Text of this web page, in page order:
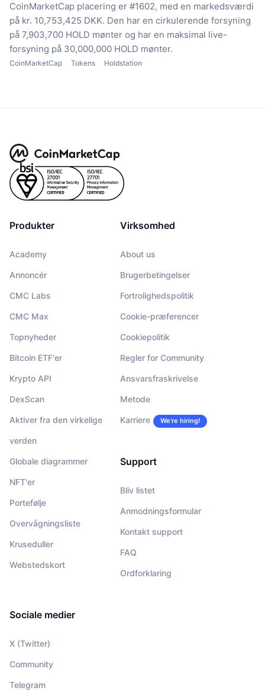
CoinMarketCap placering er #1602, med en markedsværdi
på kr. 10,753,425 DKK. Den har en cirkulerende forsyning
på 7,903,700 HOLD mønter og har en maksimal live-
forsyning på 30,000,000 HOLD mønter.
CoinMarketCap Tokens Holdstation
Produkter
Academy
Annoncér
CMC Labs
CMC Max
Topnyheder
Bitcoin ETF'er
Krypto API
DexScan
Aktiver fra den virkelige
verden
Globale diagrammer
NFT'er
Portefølje
Overvågningsliste
Kruseduller
Webstedskort
Virksomhed
About us
Brugerbetingelser
Fortrolighedspolitik
Cookie-præferencer
Cookiepolitik
Regler for Community
Ansvarsfraskrivelse
Metode
Karriere We’re hiring!
Support
Bliv listet
Anmodningsformular
Kontakt support
FAQ
Ordforklaring
Sociale medier
X (Twitter)
Community
Telegram